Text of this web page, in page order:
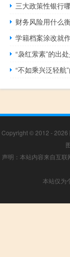
三大政策性银行
财务风险用什么
学籍档案涂改就
“袅红萦素”的出
“不如乘兴泛轻航
Copyright © 2012 - 2026
声明：本站内容来自互
本站仅为